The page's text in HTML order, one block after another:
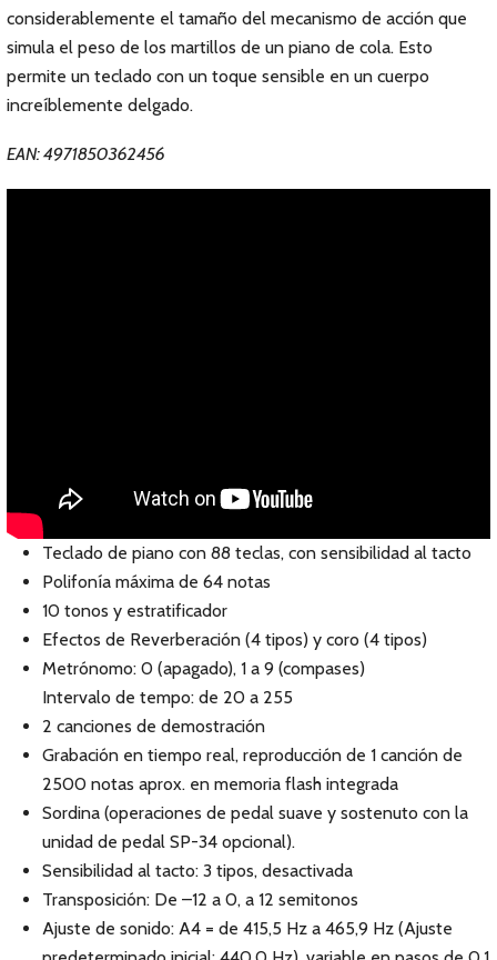
considerablemente el tamaño del mecanismo de acción que
simula el peso de los martillos de un piano de cola. Esto
permite un teclado con un toque sensible en un cuerpo
increíblemente delgado.
EAN: 4971850362456
Teclado de piano con 88 teclas, con sensibilidad al tacto
Polifonía máxima de 64 notas
10 tonos y estratificador
Efectos de Reverberación (4 tipos) y coro (4 tipos)
Metrónomo: 0 (apagado), 1 a 9 (compases)
Intervalo de tempo: de 20 a 255
2 canciones de demostración
Grabación en tiempo real, reproducción de 1 canción de
2500 notas aprox. en memoria flash integrada
Sordina (operaciones de pedal suave y sostenuto con la
unidad de pedal SP-34 opcional).
Sensibilidad al tacto: 3 tipos, desactivada
Transposición: De –12 a 0, a 12 semitonos
Ajuste de sonido: A4 = de 415,5 Hz a 465,9 Hz (Ajuste